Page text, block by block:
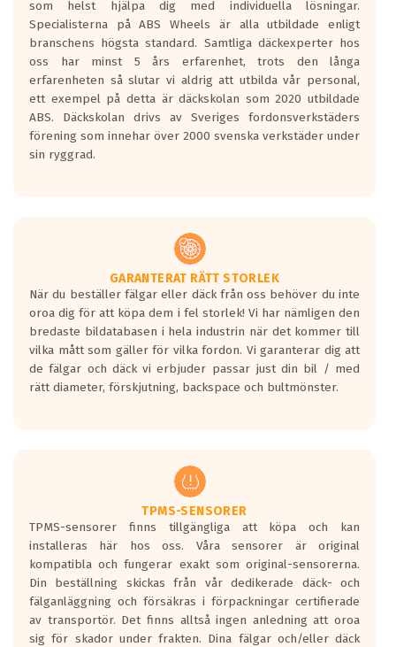
den kortaste bromssträckan och F är den
längsta.
Inga D eller G betyg delas ut för
personbilar och lätta lastbilar.
Betyget sätts efter ett test där däcken
skall bromsa in på en väg där det ligger
0.5-1.5 mm vatten.
I 80km/h kommer skillnaden på
Vid körning i över 50km/h brukar
rullmotståndets ljud överträffa
motorljudet.
På däckmärkningen kommer det finnas
en symbol av ett däck med vågar. Hög
bullernivå markeras med svarta vågor
medans de vita vågorna påvisar om det är
ett tyst däck.
regelverket som introduceras år 2016.
Ett däck med två svarta vågor är redan
godkända för år 2016 nya regelverk.
Ett däck med en svart våg kommer vara
minst tre decibel tystare än det
regelverk som börjar gälla 2016.
som helst hjälpa dig med individuella lösningar.
Specialisterna på ABS Wheels är alla utbildade enligt
branschens högsta standard. Samtliga däckexperter hos
oss har minst 5 års erfarenhet, trots den långa
erfarenheten så slutar vi aldrig att utbilda vår personal,
ett exempel på detta är däckskolan som 2020 utbildade
ABS. Däckskolan drivs av Sveriges fordonsverkstäders
förening som innehar över 2000 svenska verkstäder under
sin ryggrad.
GARANTERAT RÄTT STORLEK
När du beställer fälgar eller däck från oss behöver du inte
oroa dig för att köpa dem i fel storlek! Vi har nämligen den
bredaste bildatabasen i hela industrin när det kommer till
vilka mått som gäller för vilka fordon. Vi garanterar dig att
de fälgar och däck vi erbjuder passar just din bil / med
rätt diameter, förskjutning, backspace och bultmönster.
TPMS-SENSORER
TPMS-sensorer finns tillgängliga att köpa och kan
installeras här hos oss. Våra sensorer är original
kompatibla och fungerar exakt som original-sensorerna.
Din beställning skickas från vår dedikerade däck- och
fälganläggning och försäkras i förpackningar certifierade
av transportör. Det finns alltså ingen anledning att oroa
sig för skador under frakten. Dina fälgar och/eller däck